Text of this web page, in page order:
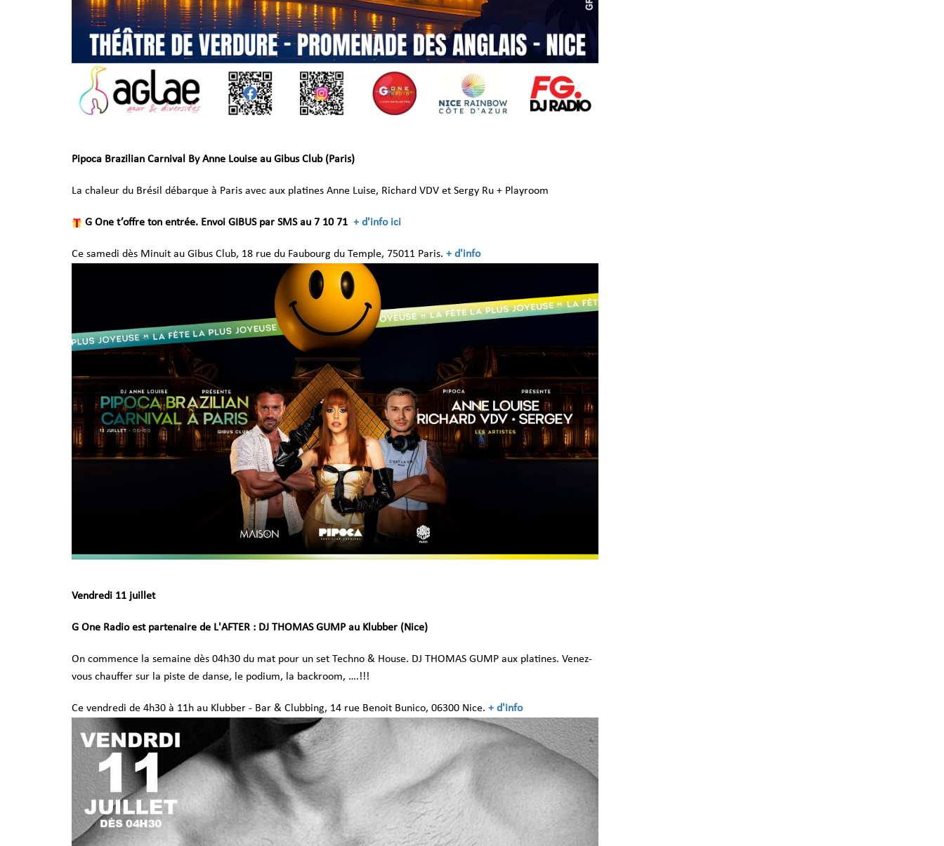
Pipoca Brazilian Carnival By Anne Louise au Gibus Club (Paris)
La chaleur du Brésil débarque à Paris avec aux platines Anne Luise, Richard VDV et Sergy Ru + Playroom
G One t’offre ton entrée. Envoi GIBUS par SMS au 7 10 71 + d'info ici
Ce samedi dès Minuit au Gibus Club, 18 rue du Faubourg du Temple, 75011 Paris. + d'info
Vendredi 11 juillet
G One Radio est partenaire de L'AFTER : DJ THOMAS GUMP au Klubber (Nice)
On commence la semaine dès 04h30 du mat pour un set Techno & House. DJ THOMAS GUMP aux platines. Venez-
vous chauffer sur la piste de danse, le podium, la backroom, ….!!!
Ce vendredi de 4h30 à 11h au Klubber - Bar & Clubbing, 14 rue Benoit Bunico, 06300 Nice. + d'info